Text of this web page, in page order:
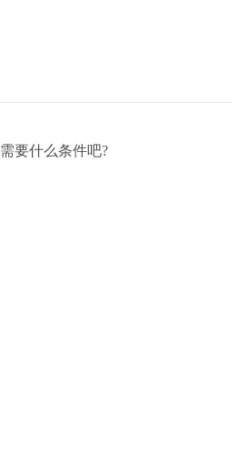
需要什么条件吧?